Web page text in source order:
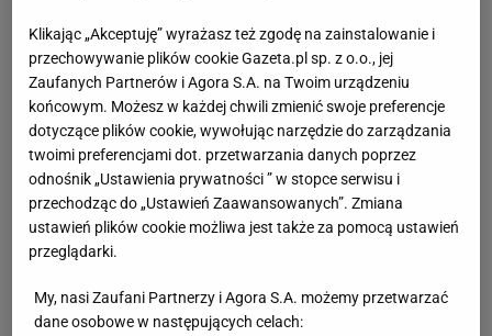
Klikając „Akceptuję” wyrażasz też zgodę na zainstalowanie i
przechowywanie plików cookie Gazeta.pl sp. z o.o., jej
Zaufanych Partnerów i Agora S.A. na Twoim urządzeniu
końcowym. Możesz w każdej chwili zmienić swoje preferencje
dotyczące plików cookie, wywołując narzędzie do zarządzania
twoimi preferencjami dot. przetwarzania danych poprzez
odnośnik „Ustawienia prywatności ” w stopce serwisu i
przechodząc do „Ustawień Zaawansowanych”. Zmiana
ustawień plików cookie możliwa jest także za pomocą ustawień
przeglądarki.
My, nasi Zaufani Partnerzy i Agora S.A. możemy przetwarzać
dane osobowe w następujących celach: